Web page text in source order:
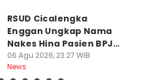
RSUD Cicalengka
Enggan Ungkap Nama
Nakes Hina Pasien BPJS
Yurizal
06 Agu 2026, 23:27 WIB
News